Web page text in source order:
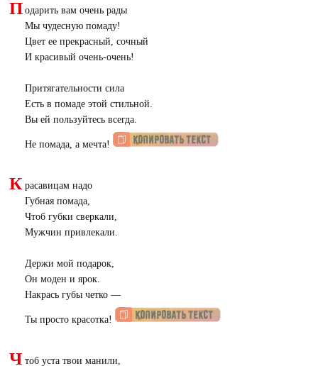
П одарить вам очень рады
Мы чудесную помаду!
Цвет ее прекрасный, сочный
И красивый очень-очень!
Притягательности сила
Есть в помаде этой стильной.
Вы ей пользуйтесь всегда.
Не помада, а мечта!
К расавицам надо
Губная помада,
Чтоб губки сверкали,
Мужчин привлекали.
Держи мой подарок,
Он моден и ярок.
Накрась губы четко —
Ты просто красотка!
Ч тоб уста твои манили,